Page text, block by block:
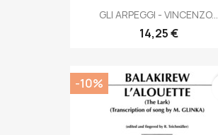
GLI ARPEGGI - VINCENZO...
14,25 €
-10%